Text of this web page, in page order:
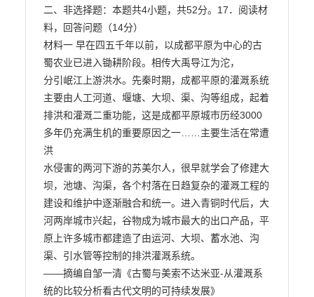
二、非选择题：本题共4小题，共52分。17．阅读材
料，回答问题（14分）
材料一 早在四五千年以前，以成都平原为中心的古
蜀农业已进入锄耕阶段。相传大禹导江为沱，
分引岷江上游洪水。先秦时期，成都平原的灌溉系统
主要由人工河道、堰塘、大坝、渠、沟等组成，起着
排洪和灌溉二重功能，这是成都平原城市历经3000
多年仍充满生机的重要原因之一……主要生活在常遭
洪
水侵害的两河下游的苏美尔人，很早就学会了修建大
坝，池塘、沟渠，各个村落在日趋复杂的灌溉工程的
建设和维护中逐渐融合和统一。进入青铜时代后，大
河两岸城市兴起，谷物成为城市最大的出口产品，平
原上许多城市都建造了由运河、大坝、蓄水池、沟
渠、引水管等控制的排洪灌溉系统。
——摘编自邹一清《古蜀与美索不达米亚-从灌溉系
统的比较分析看古代文明的可持续发展》